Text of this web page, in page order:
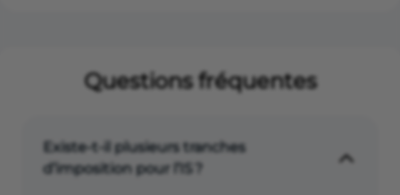
Questions fréquentes
Existe-t-il plusieurs tranches
d’imposition pour l’IS ?